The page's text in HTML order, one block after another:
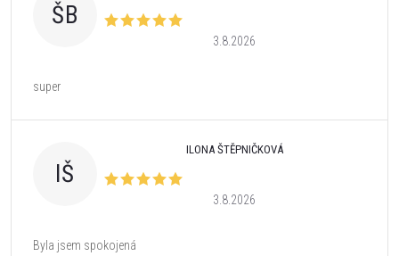
ŠB
3.8.2026
super
IŠ
ILONA ŠTĚPNIČKOVÁ
3.8.2026
Byla jsem spokojená